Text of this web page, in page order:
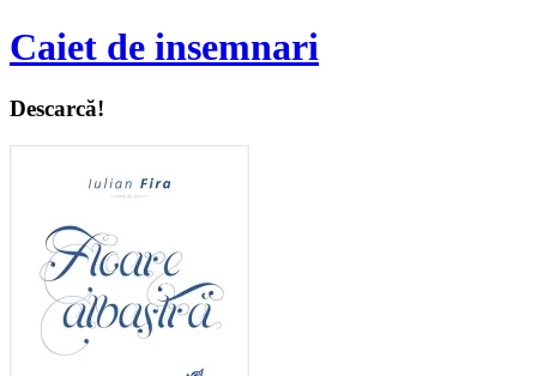
Caiet de insemnari
Descarcă!